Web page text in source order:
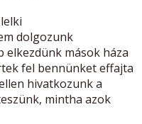
dolgozunk
elkezdünk mások háza
fel bennünket effajta
hivatkozunk a
mintha azok